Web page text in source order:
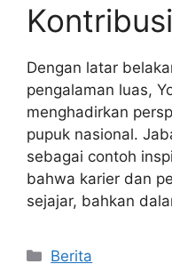
Dengan latar
pengalaman luas,
menghadirkan
pupuk nasional.
sebagai contoh
bahwa karier dan
sejajar, bahkan
Kategori
Berita